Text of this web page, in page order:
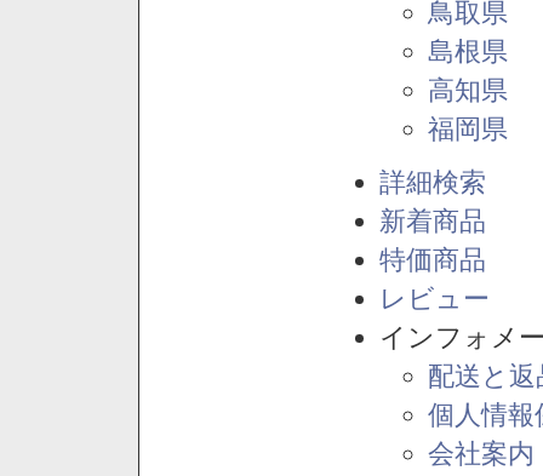
鳥取県
島根県
高知県
福岡県
詳細検索
新着商品
特価商品
レビュー
インフォメ
配送と
個人情報
会社案内